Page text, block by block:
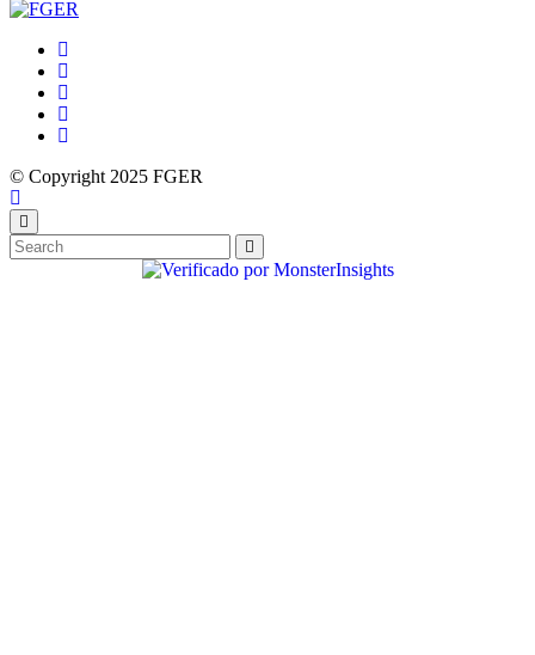
© Copyright 2025 FGER